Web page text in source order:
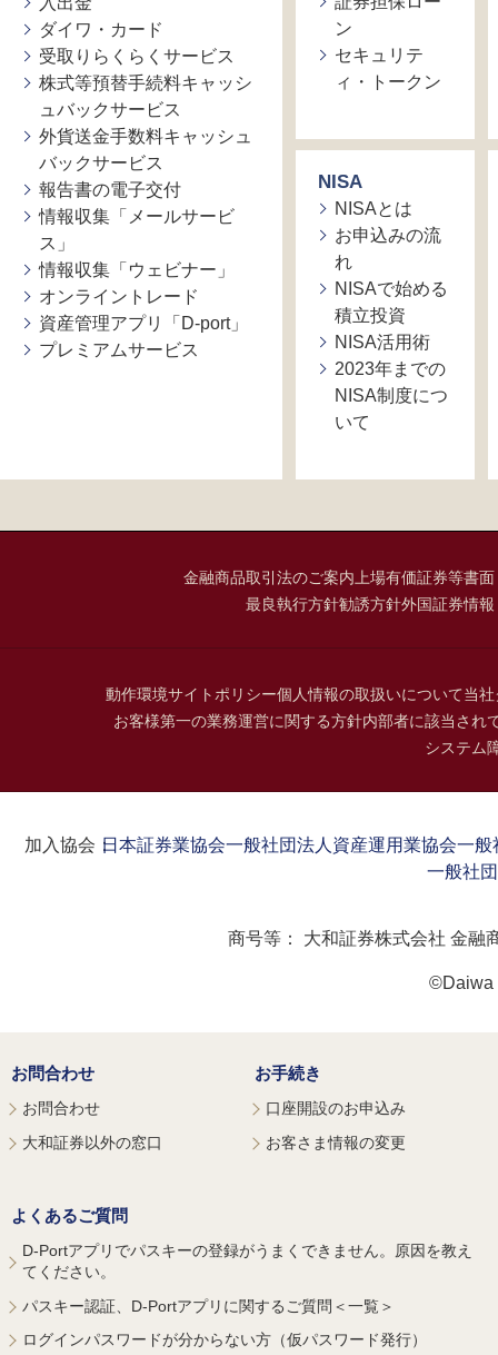
ダイワ・カード
受取りらくらくサービス
株式等預替手続料キャッシ
ュバックサービス
外貨送金手数料キャッシュ
バックサービス
報告書の電子交付
情報収集「メールサービ
ス」
情報収集「ウェビナー」
オンライントレード
資産管理アプリ「D-port」
プレミアムサービス
ン
セキュリテ
ィ・トークン
NISA
NISAとは
お申込みの流
れ
NISAで始める
積立投資
NISA活用術
2023年までの
NISA制度につ
いて
金融商品取引法のご案内 上場有価証券等書
最良執行方針勧誘方針外国証券情
動作環境サイトポリシー個人情報の取扱いについて当
お客様第一の業務運営に関する方針内部者に該当され
システム
加入協会：日本証券業協会一般社団法人資産運用業協会一般
一般社
商号等： 大和証券株式会社 金融
©Daiwa
お問合わせ
お問合わせ
大和証券以外の窓口
お手続き
口座開設のお申込み
お客さま情報の変更
よくあるご質問
D-Portアプリでパスキーの登録がうまくできません。原因を教え
てください。
パスキー認証、D-Portアプリに関するご質問＜一覧＞
ログインパスワードが分からない方（仮パスワード発行）